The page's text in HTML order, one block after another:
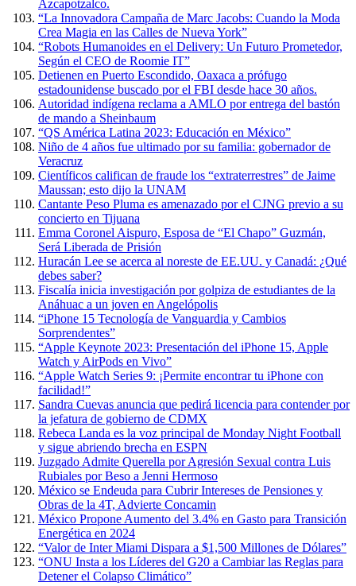
Azcapotzalco.
“La Innovadora Campaña de Marc Jacobs: Cuando la Moda
Crea Magia en las Calles de Nueva York”
“Robots Humanoides en el Delivery: Un Futuro Prometedor,
Según el CEO de Roomie IT”
Detienen en Puerto Escondido, Oaxaca a prófugo
estadounidense buscado por el FBI desde hace 30 años.
Autoridad indígena reclama a AMLO por entrega del bastón
de mando a Sheinbaum
“QS América Latina 2023: Educación en México”
Niño de 4 años fue ultimado por su familia: gobernador de
Veracruz
Científicos califican de fraude los “extraterrestres” de Jaime
Maussan; esto dijo la UNAM
Cantante Peso Pluma es amenazado por el CJNG previo a su
concierto en Tijuana
Emma Coronel Aispuro, Esposa de “El Chapo” Guzmán,
Será Liberada de Prisión
Huracán Lee se acerca al noreste de EE.UU. y Canadá: ¿Qué
debes saber?
Fiscalía inicia investigación por golpiza de estudiantes de la
Anáhuac a un joven en Angelópolis
“iPhone 15 Tecnología de Vanguardia y Cambios
Sorprendentes”
“Apple Keynote 2023: Presentación del iPhone 15, Apple
Watch y AirPods en Vivo”
“Apple Watch Series 9: ¡Permite encontrar tu iPhone con
facilidad!”
Sandra Cuevas anuncia que pedirá licencia para contender por
la jefatura de gobierno de CDMX
Rebeca Landa es la voz principal de Monday Night Football
y sigue abriendo brecha en ESPN
Juzgado Admite Querella por Agresión Sexual contra Luis
Rubiales por Beso a Jenni Hermoso
México se Endeuda para Cubrir Intereses de Pensiones y
Obras de la 4T, Advierte Concamin
México Propone Aumento del 3.4% en Gasto para Transición
Energética en 2024
“Valor de Inter Miami Dispara a $1,500 Millones de Dólares”
“ONU Insta a los Líderes del G20 a Cambiar las Reglas para
Detener el Colapso Climático”